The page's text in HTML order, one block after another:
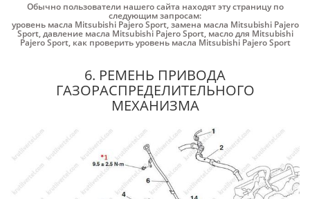
Обычно пользователи нашего сайта находят эту страницу по
следующим запросам:
уровень масла Mitsubishi Pajero Sport,замена масла Mitsubishi Pajero
Sport,давление масла Mitsubishi Pajero Sport, масло для Mitsubishi
Pajero Sport, как проверить уровень масла Mitsubishi Pajero Sport
6. РЕМЕНЬ ПРИВОДА
ГАЗОРАСПРЕДЕЛИТЕЛЬНОГО
МЕХАНИЗМА